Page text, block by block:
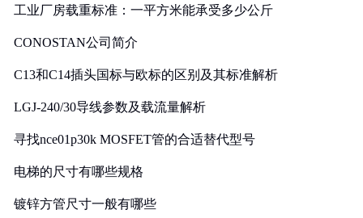
工业厂房载重标准：一平方米能承受多少公斤
CONOSTAN公司简介
C13和C14插头国标与欧标的区别及其标准解析
LGJ-240/30导线参数及载流量解析
寻找nce01p30k MOSFET管的合适替代型号
电梯的尺寸有哪些规格
镀锌方管尺寸一般有哪些